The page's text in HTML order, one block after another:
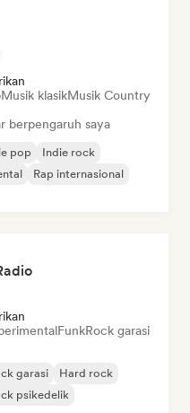
Musik klasikMusik Country
berpengaruh saya
pop
Indie rock
Rap internasional
FunkRock garasi
garasi
Hard rock
psikedelik